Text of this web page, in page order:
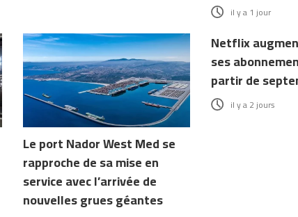
il y a 1 jour
Le port Nador West Med se
rapproche de sa mise en
service avec l’arrivée de
nouvelles grues géantes
Netflix
ses
partir de
il y a 2 jours